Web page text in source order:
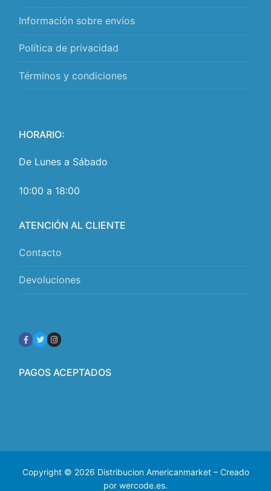
Información sobre envíos
Política de privacidad
Términos y condiciones
HORARIO:
De Lunes a Sábado
10:00 a 18:00
ATENCIÓN AL CLIENTE
Contacto
Devoluciones
PAGOS ACEPTADOS
Copyright © 2026 Distribucion Americanmarket – Creado
por wercode.es.